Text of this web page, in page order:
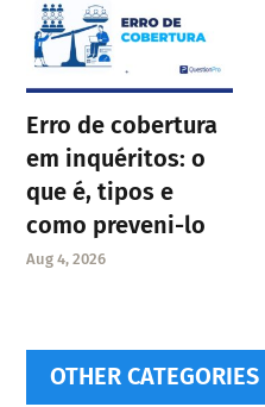
Erro de cobertura
em inquéritos: o
que é, tipos e
como preveni-lo
Aug 4, 2026
OTHER CATEGORIES